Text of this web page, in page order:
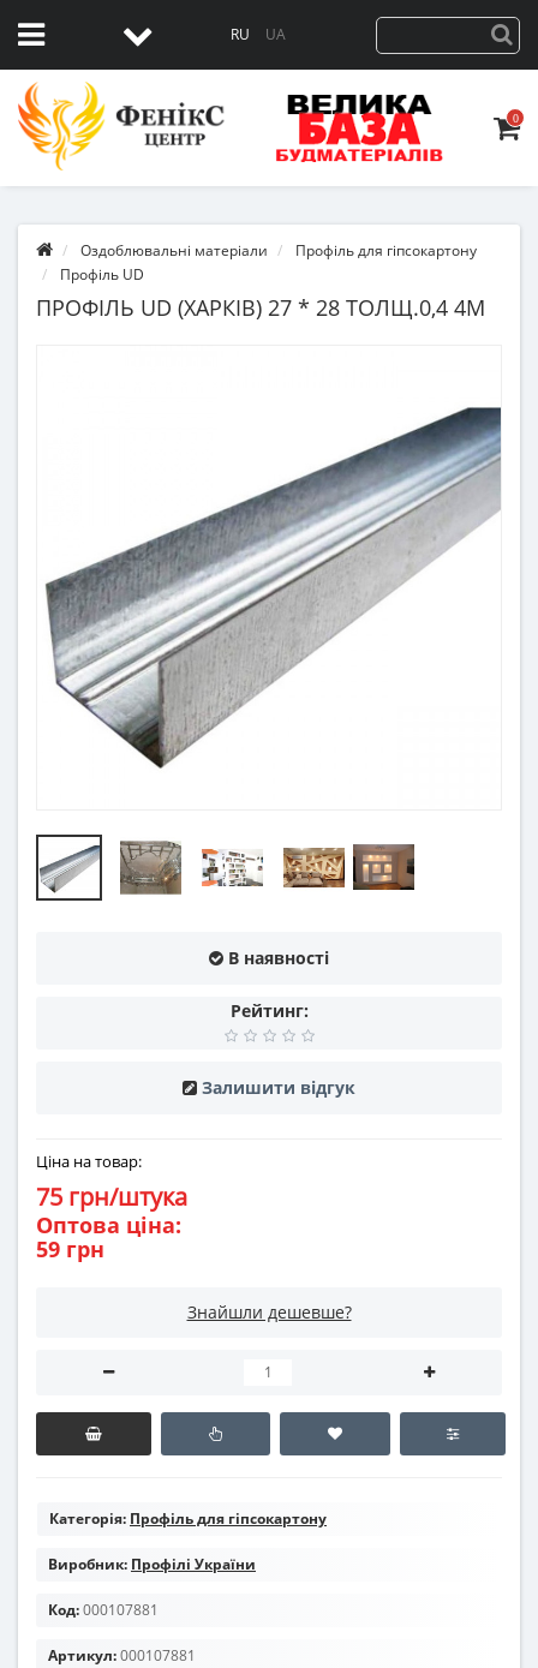
RU UA
0
Оздоблювальні матеріали
Профіль для гіпсокартону
Профіль UD
ПРОФІЛЬ UD (ХАРКІВ) 27 * 28 ТОЛЩ.0,4 4М
В наявності
Рейтинг:
Залишити відгук
Ціна на товар:
75 грн/штука
Оптова ціна:
59 грн
Знайшли дешевше?
Категорія: Профіль для гіпсокартону
Виробник: Профілі України
Код:000107881
Артикул:000107881